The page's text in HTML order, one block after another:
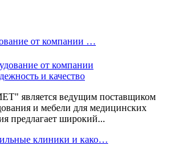
от компании …
является ведущим поставщиком
и мебели для медицинских
предлагает широкий...
клиники и како…